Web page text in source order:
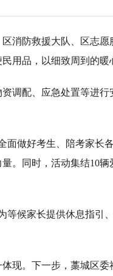
消防救援大队、区志
用品，以细致周到的暖
调配、应急处置等进
做好考生、陪考家长
同时，活动集结10辆
候家长提供休息指引
现。下一步，藁城区